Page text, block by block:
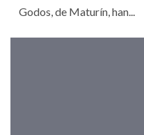
Godos, de Maturín, han...